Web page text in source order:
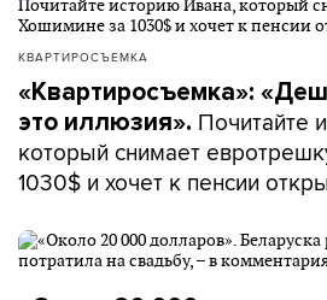
КВАРТИРОСЪЕМКА
«Квартиросъемка»:
это иллюзия». Почитайте
который снимает
1030$ и хочет к пенсии